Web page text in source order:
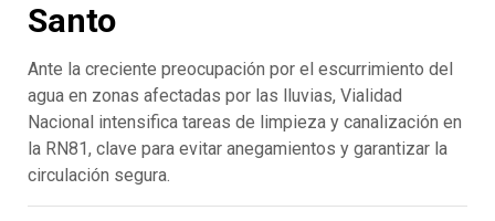
Santo
Ante la creciente preocupación por el escurrimiento del
agua en zonas afectadas por las lluvias, Vialidad
Nacional intensifica tareas de limpieza y canalización en
la RN81, clave para evitar anegamientos y garantizar la
circulación segura.